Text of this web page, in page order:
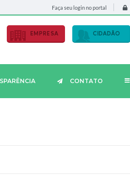
Faça seu login no portal
EMPRESA CIDADÃO
CONTATO